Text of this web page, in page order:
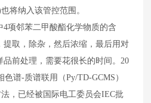
也将纳入该管控范围。
4项邻苯二甲酸酯化学物质的含
提取，除杂，然后浓缩，最后用对
前处理，需要花很长的时间。 20
色谱-质谱联用（Py/TD-GCMS ）
，已经被国际电工委员会IEC批